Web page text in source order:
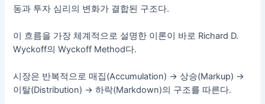
동과 투자 심리의 변화가 결합된 구조다.
이 흐름을 가장 체계적으로 설명한 이론이 바로 Richard D.
Wyckoff의 Wyckoff Method다.
시장은 반복적으로 매집(Accumulation) → 상승(Markup) →
이탈(Distribution) → 하락(Markdown)의 구조를 따른다.